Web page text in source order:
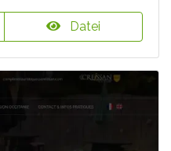
Datei